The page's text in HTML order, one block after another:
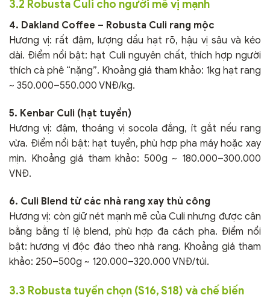
3.2 Robusta Culi cho người mê vị mạnh
4. Dakland Coffee – Robusta Culi rang mộc
Hương vị: rất đậm, lượng dầu hạt rõ, hậu vị sâu và kéo
dài. Điểm nổi bật: hạt Culi nguyên chất, thích hợp người
thích cà phê “nặng”. Khoảng giá tham khảo: 1kg hạt rang
~ 350.000–550.000 VNĐ/kg.
5. Kenbar Culi (hạt tuyển)
Hương vị: đậm, thoáng vị socola đắng, ít gắt nếu rang
vừa. Điểm nổi bật: hạt tuyển, phù hợp pha máy hoặc xay
mịn. Khoảng giá tham khảo: 500g ~ 180.000–300.000
VNĐ.
6. Culi Blend từ các nhà rang xay thủ công
Hương vị: còn giữ nét mạnh mẽ của Culi nhưng được cân
bằng bằng tỉ lệ blend, phù hợp đa cách pha. Điểm nổi
bật: hương vị độc đáo theo nhà rang. Khoảng giá tham
khảo: 250–500g ~ 120.000–320.000 VNĐ/túi.
3.3 Robusta tuyển chọn (S16, S18) và chế biến